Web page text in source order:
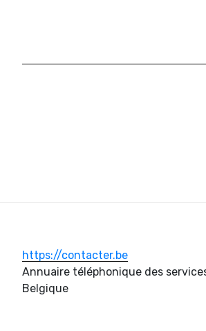
https://contacter.be
Annuaire téléphonique des
Belgique